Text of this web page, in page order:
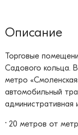
Описание
Торговые
Садового кольца.
метро
автомобильный
административная
· 20 метров от